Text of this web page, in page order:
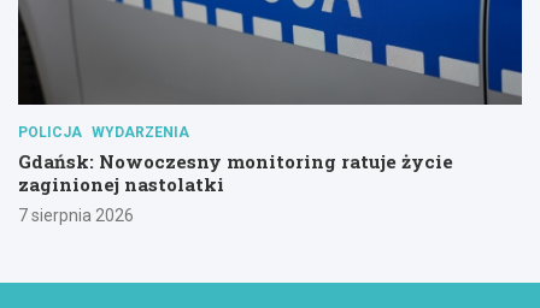
POLICJA WYDARZENIA
Gdańsk: Nowoczesny monitoring ratuje życie
zaginionej nastolatki
7 sierpnia 2026